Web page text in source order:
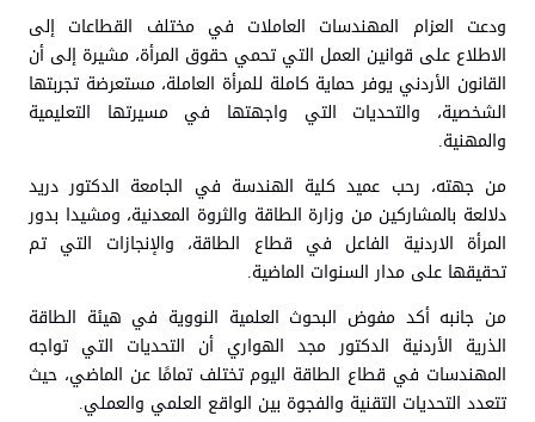
ودعت العزام المهندسات العاملات في مختلف القطاعات إلى
الاطلاع على قوانين العمل التي تحمي حقوق المرأة، مشيرة إلى أن
القانون الأردني يوفر حماية كاملة للمرأة العاملة، مستعرضة تجربتها
الشخصية، والتحديات التي واجهتها في مسيرتها التعليمية
والمهنية.
من جهته، رحب عميد كلية الهندسة في الجامعة الدكتور دريد
دلالعة بالمشاركين من وزارة الطاقة والثروة المعدنية، ومشيدا بدور
المرأة الاردنية الفاعل في قطاع الطاقة، والإنجازات التي تم
تحقيقها على مدار السنوات الماضية.
من جانبه أكد مفوض البحوث العلمية النووية في هيئة الطاقة
الذرية الأردنية الدكتور مجد الهواري أن التحديات التي تواجه
المهندسات في قطاع الطاقة اليوم تختلف تمامًا عن الماضي، حيث
تتعدد التحديات التقنية والفجوة بين الواقع العلمي والعملي.